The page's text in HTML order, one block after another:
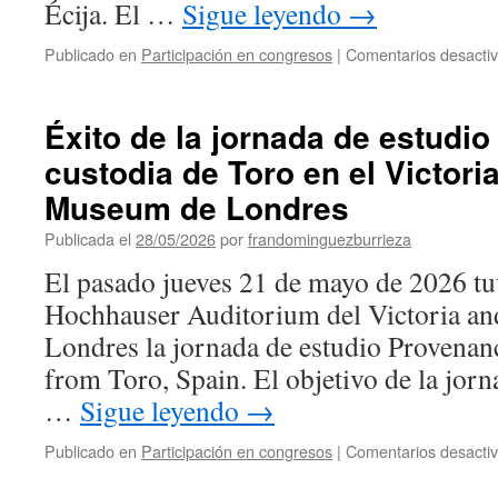
Écija. El … Sigue leyendo →
Publicado en Participación en congresos | Comentarios
Éxito de la jornada de
custodia de Toro en el
Museum de Londres
Publicada el 28/05/2026porfrandominguezburrieza
El pasado jueves 21 de mayo de 2026
Hochhauser Auditorium del Victoria
Londres la jornada de estudio
from Toro, Spain. El objetivo de la
… Sigue leyendo →
Publicado en Participación en congresos | Comentarios